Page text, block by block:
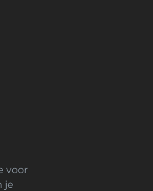
voor
je